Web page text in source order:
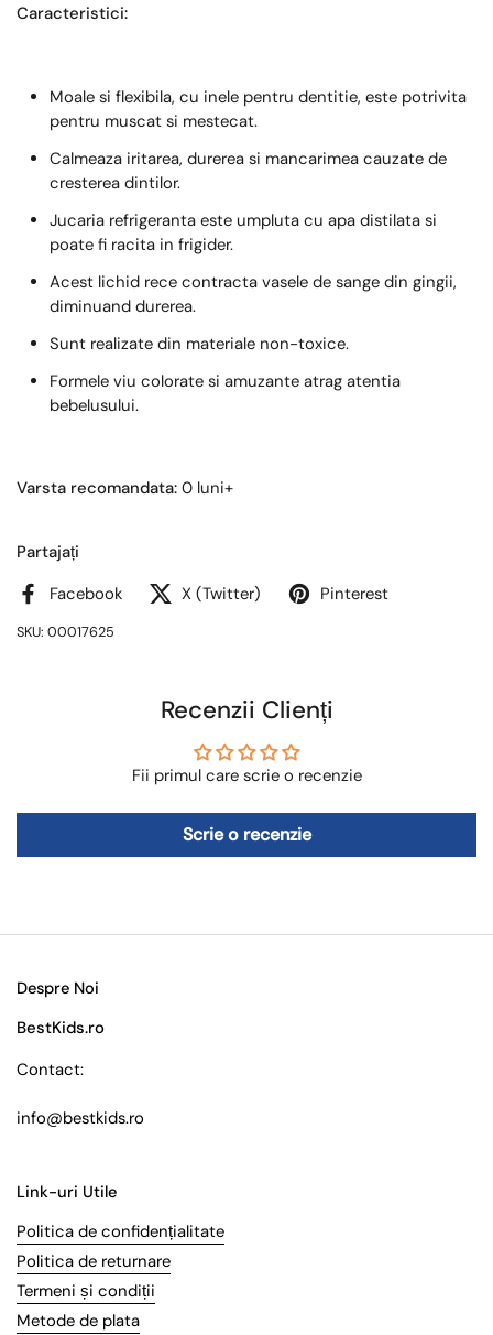
Caracteristici:
Moale si flexibila, cu inele pentru dentitie, este potrivita
pentru muscat si mestecat.
Calmeaza iritarea, durerea si mancarimea cauzate de
cresterea dintilor.
Jucaria refrigeranta este umpluta cu apa distilata si
poate fi racita in frigider.
Acest lichid rece contracta vasele de sange din gingii,
diminuand durerea.
Sunt realizate din materiale non-toxice.
Formele viu colorate si amuzante atrag atentia
bebelusului.
Varsta recomandata: 0 luni+
Partajați
Facebook
X (Twitter) Pinterest
SKU: 00017625
Recenzii Clienți
Fii primul care scrie o recenzie
Scrie o recenzie
Despre Noi
BestKids.ro
Contact:
info@bestkids.ro
Link-uri Utile
Politica de confidențialitate
Politica de returnare
Termeni și condiții
Metode de plata